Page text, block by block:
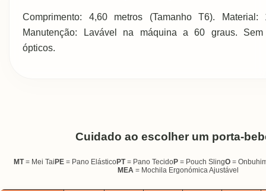
Comprimento: 4,60 metros (Tamanho T6). Material:
Manutenção: Lavável na máquina a 60 graus. Sem
ópticos.
Cuidado ao escolher um porta-
MT= Mei TaiPE = Pano ElásticoPT= Pano TecidoP = Pouch SlingO =
MEA = Mochila Ergonómica Ajustável